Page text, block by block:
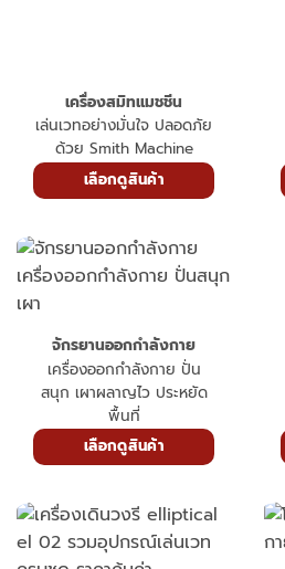
เครื่องสมิทแมชชีน
เล่นเวทอย่างมั่นใจ ปลอดภัย
ด้วย Smith Machine
เลือกดูสินค้า
จักรยานออกกำลังกาย
เครื่องออกกำลังกาย ปั่น
สนุก เผาผลาญไว ประหยัด
พื้นที่
เลือกดูสินค้า